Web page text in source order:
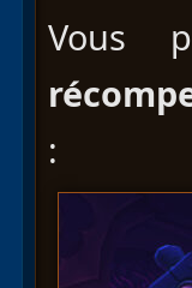
Vous
: